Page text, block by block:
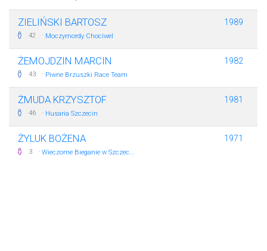
ZIELIŃSKI BARTOSZ
42 · Moczymordy Chociwel
1989
ŻEMOJDZIN MARCIN
43 · Piwne Brzuszki Race Team
1982
ŻMUDA KRZYSZTOF
46 · Husaria Szczecin
1981
ŻYLUK BOŻENA
3 · Wieczorne Bieganie w Szczec...
1971